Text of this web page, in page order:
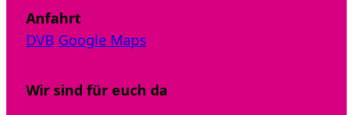
Anfahrt
DVB Google Maps
Wir sind für euch da